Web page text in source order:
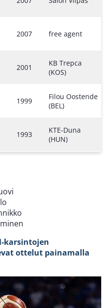
2007 free agent
2001
KB Trepca
(KOS)
1999
Filou Oostende
(BEL)
1993
KTE-Duna
(HUN)
karsintojen
ottelut painamalla